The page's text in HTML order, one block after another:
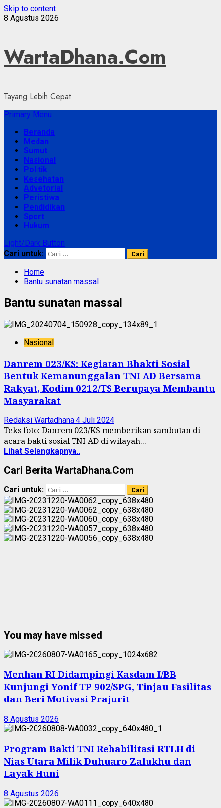
Skip to content
8 Agustus 2026
WartaDhana.Com
Tayang Lebih Cepat
Primary Menu
Beranda
Medan
Sumut
Nasional
Politik
Kesehatan
Advetorial
Peristiwa
Pendidikan
Sport
Hukum
Light/Dark Button
Cari untuk:
Home
Bantu sunatan massal
Bantu sunatan massal
Nasional
Danrem 023/KS: Kegiatan Bhakti Sosial
Bentuk Kemanunggalan TNI AD Bersama
Rakyat, Kodim 0212/TS Berupaya Membantu
Masyarakat
Redaksi Wartadhana 4 Juli 2024
Teks foto: Danrem 023/KS memberikan sambutan di
acara bakti sosial TNI AD di wilayah...
Lihat Selengkapnya..
Cari Berita WartaDhana.Com
Cari untuk:
You may have missed
Menhan RI Didampingi Kasdam I/BB
Kunjungi Yonif TP 902/SPG, Tinjau Fasilitas
dan Beri Motivasi Prajurit
8 Agustus 2026
Program Bakti TNI Rehabilitasi RTLH di
Nias Utara Milik Duhuaro Zalukhu dan
Layak Huni
8 Agustus 2026